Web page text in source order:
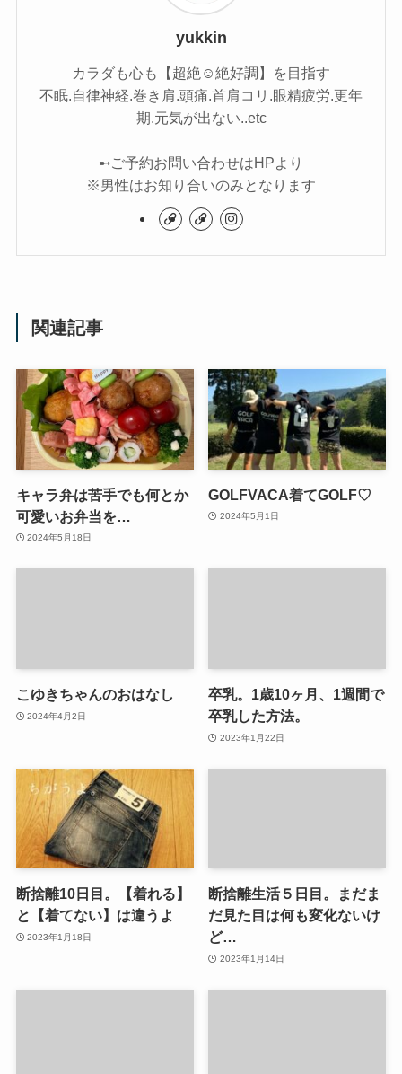
yukkin
カラダも心も【超絶☺︎絶好調】を目指す
不眠.自律神経.巻き肩.頭痛.首肩コリ.眼精疲労.更年
期.元気が出ない..etc
➸ご予約お問い合わせはHPより
※男性はお知り合いのみとなります
関連記事
キャラ弁は苦手でも何とか
可愛いお弁当を…
2024年5月18日
GOLFVACA着てGOLF♡
2024年5月1日
こゆきちゃんのおはなし
2024年4月2日
卒乳。1歳10ヶ月、1週間で
卒乳した方法。
2023年1月22日
断捨離10日目。【着れる】
と【着てない】は違うよ
2023年1月18日
断捨離生活５日目。まだま
だ見た目は何も変化ないけ
ど…
2023年1月14日